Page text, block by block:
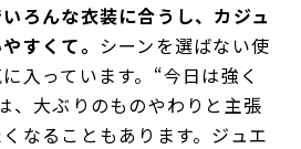
ろんな衣装に合うし、カジュ
すくて。 シーンを選ばない使
入っています。“今日は強く
、大ぶりのものやわりと主張
なることもあります。ジュエ